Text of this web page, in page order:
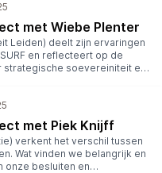
met Wiebe Plenter
Leiden) deelt zijn ervaringen
en reflecteert op de
strategische soevereiniteit en
met Piek Knijff
verkent het verschil tussen
Wat vinden we belangrijk en
onze besluiten en